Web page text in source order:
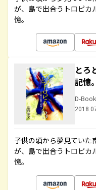
が、島で出合うトロピカ
憶。
とろ
記憶
D-
子供の頃から夢見ていた
が、島で出合うトロピカ
憶。